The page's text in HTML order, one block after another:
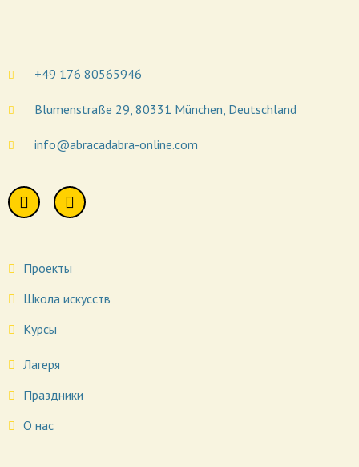
+49 176 80565946
Blumenstraße 29, 80331 München, Deutschland
info@abracadabra-online.com
Проекты
Школа искусств
Курсы
Лагеря
Праздники
О нас